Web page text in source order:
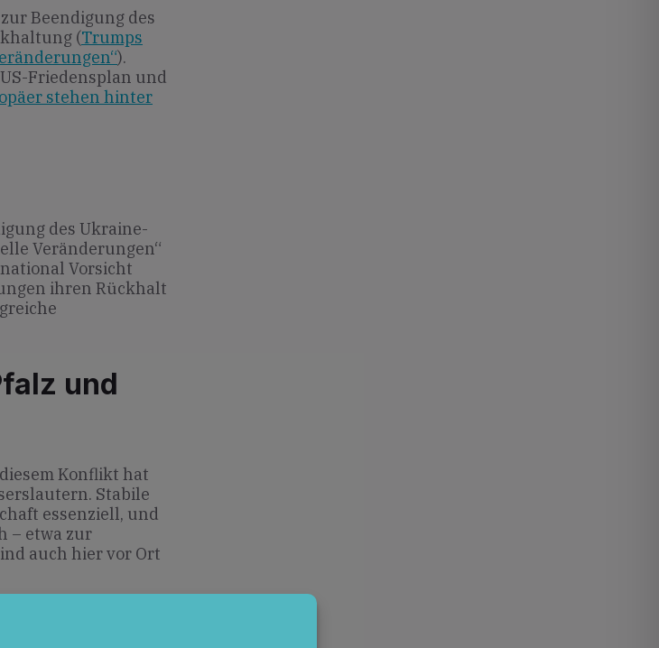
Beendigung des
(Trumps
).
Friedensplan und
stehen hinter
des Ukraine-
Veränderungen“
Vorsicht
ihren Rückhalt
und
Konflikt hat
Stabile
essenziell, und
– etwa zur
auch hier vor Ort